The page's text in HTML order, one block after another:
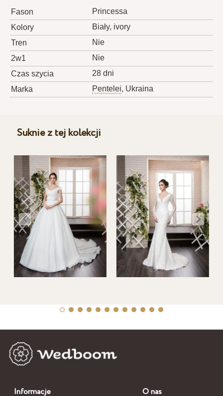
Fason
Princessa
Kolory
Biały, ivory
Tren
Nie
2w1
Nie
Czas szycia
28 dni
Marka
Pentelei, Ukraina
Suknie z tej kolekcji
Informacje O nas